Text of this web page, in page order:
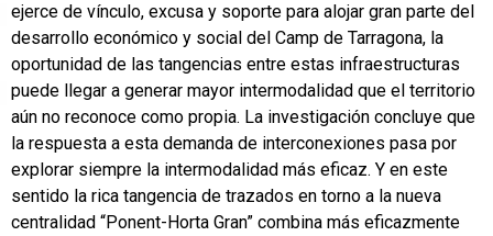
ejerce de vínculo, excusa y soporte para alojar gran parte del
desarrollo económico y social del Camp de Tarragona, la
oportunidad de las tangencias entre estas infraestructuras
puede llegar a generar mayor intermodalidad que el territorio
aún no reconoce como propia. La investigación concluye que
la respuesta a esta demanda de interconexiones pasa por
explorar siempre la intermodalidad más eficaz. Y en este
sentido la rica tangencia de trazados en torno a la nueva
centralidad “Ponent-Horta Gran” combina más eficazmente